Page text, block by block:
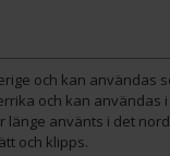
och kan användas
och kan användas
använts i det
och klipps.